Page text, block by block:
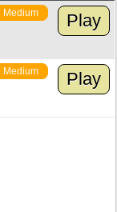
Medium Play
Medium Play